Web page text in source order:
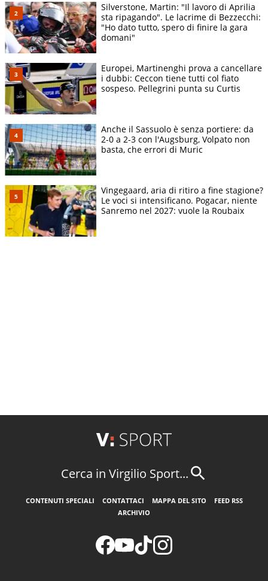
Silverstone, Martin: "Il lavoro di Aprilia
sta ripagando". Le lacrime di Bezzecchi:
"Ho dato tutto, spero di finire la gara
domani"
Europei, Martinenghi prova a cancellare
i dubbi: Ceccon tiene tutti col fiato
sospeso. Pellegrini punta su Curtis
Anche il Sassuolo è senza portiere: da
2-0 a 2-3 con l'Augsburg, Volpato non
basta, che errori di Muric
Vingegaard, aria di ritiro a fine stagione?
Le voci si intensificano. Pogacar, niente
Sanremo nel 2027: vuole la Roubaix
Cerca in Virgilio Sport...
CONTENUTI SPECIALI CONTATTACI MAPPA DEL SITO
FEED RSS
ARCHIVIO